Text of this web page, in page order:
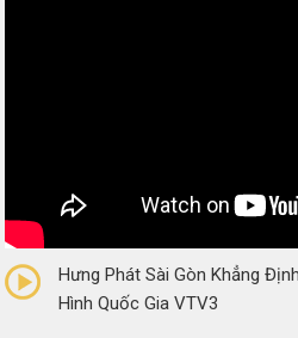
(0 Reviews)
Hưng Phát Sài Gòn Khẳng
Hình Quốc Gia VTV3